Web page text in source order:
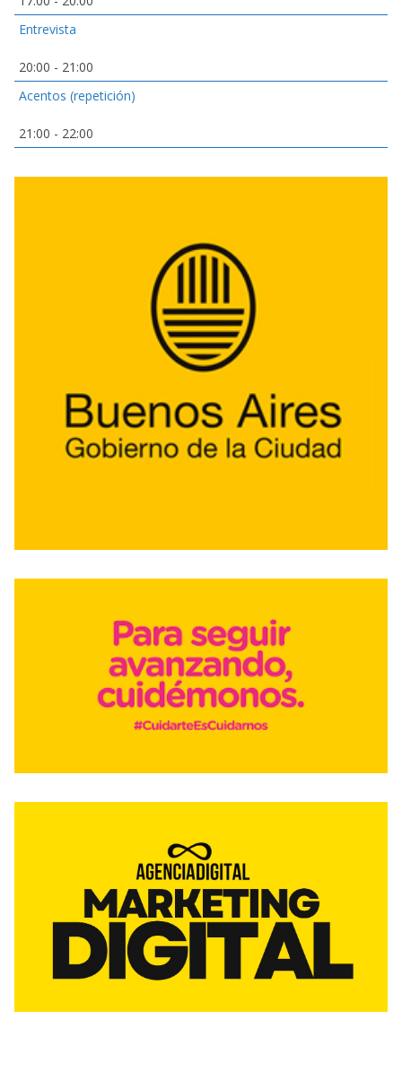
Entrevista
20:00 - 21:00
Acentos (repetición)
21:00 - 22:00